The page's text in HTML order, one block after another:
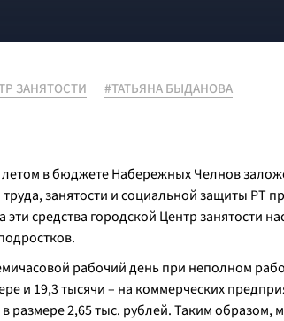
ЗАНЯТОСТИ #ТАТЬЯНА БЫДАНОВА
в бюджете Набережных Челнов
занятости и социальной защиты РТ
средства городской Центр занятости
рабочий день при неполном
и 19,3 тысячи – на коммерческих
размере 2,65 тыс. рублей. Таким образом,